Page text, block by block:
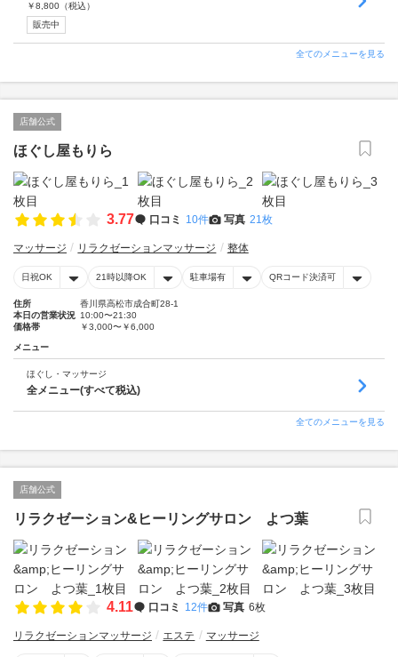
￥8,800 （税込）
販売中
全てのメニューを見る
店舗公式
ほぐし屋もりら
3.77 口コミ 10件 写真 21枚
マッサージ リラクゼーションマッサージ 整体
日祝OK 21時以降OK 駐車場有 QRコード決済可
住所
香川県高松市成合町28-1
本日の営業状況 10:00〜21:30
価格帯
￥3,000〜￥6,000
メニュー
ほぐし・マッサージ
全メニュー(すべて税込)
全てのメニューを見る
店舗公式
リラクゼーション&ヒーリングサロン よつ葉
4.11 口コミ 12件 写真 6枚
リラクゼーションマッサージ エステ マッサージ